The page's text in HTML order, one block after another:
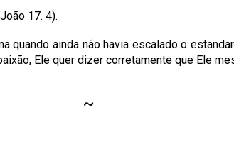
17. 4).
quando ainda não havia escalado o
Ele quer dizer corretamente que Ele
~